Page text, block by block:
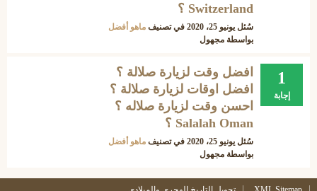
Switzerland ؟
سُئل يونيو 25، 2020 في تصنيف ماهو أفضل
بواسطة مجهول
1
إجابة
افضل وقت لزيارة صلالة ؟
افضل اوقات لزيارة صلالة ؟
احسن وقت لزيارة صلاله ؟
Salalah Oman ؟
سُئل يونيو 25، 2020 في تصنيف ماهو أفضل
بواسطة مجهول